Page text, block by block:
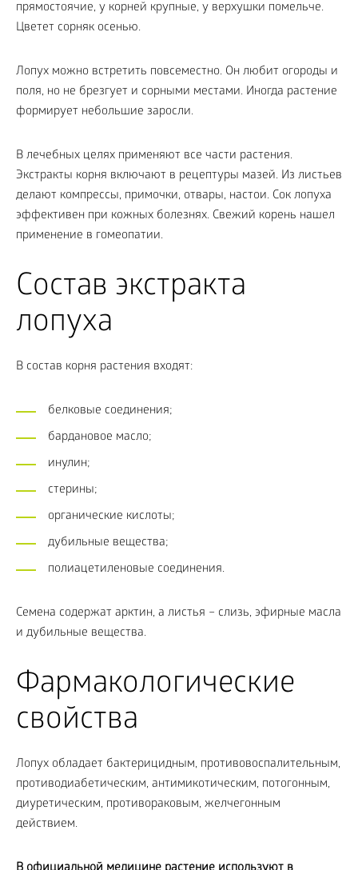
прямостоячие, у корней крупные, у верхушки помельче.
Цветет сорняк осенью.
Лопух можно встретить повсеместно. Он любит огороды и
поля, но не брезгует и сорными местами. Иногда растение
формирует небольшие заросли.
В лечебных целях применяют все части растения.
Экстракты корня включают в рецептуры мазей. Из листьев
делают компрессы, примочки, отвары, настои. Сок лопуха
эффективен при кожных болезнях. Свежий корень нашел
применение в гомеопатии.
Состав экстракта
лопуха
В состав корня растения входят:
белковые соединения;
бардановое масло;
инулин;
стерины;
органические кислоты;
дубильные вещества;
полиацетиленовые соединения.
Семена содержат арктин, а листья – слизь, эфирные масла
и дубильные вещества.
Фармакологические
свойства
Лопух обладает бактерицидным, противовоспалительным,
противодиабетическим, антимикотическим, потогонным,
диуретическим, противораковым, желчегонным
действием.